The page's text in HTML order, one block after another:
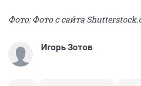
Фото: Фото с сайта
Игорь Зотов